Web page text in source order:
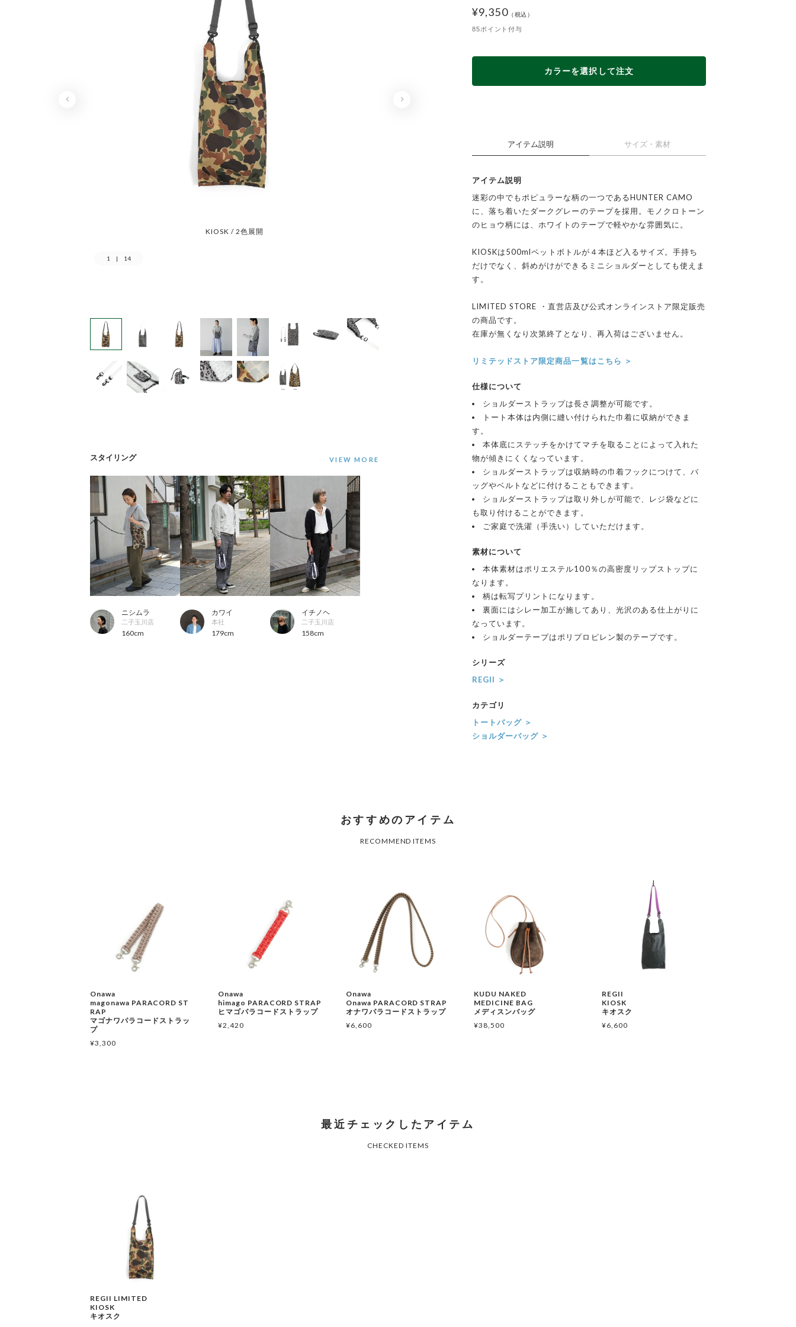
KIOSK / 2色展開 GREY LEOPARD×WHITE
1 | 14
スタイリング
ニシムラ
二子玉川店
160cm
カワイ
本社
179cm
イチノヘ
二子玉川店
158cm
¥9,350
85ポイント付与
カラーを選択して注文
アイテム説明 サイズ・素材
アイテム説明
迷彩の中でもポピュラーな柄の一つであるHUNTER CAMO
に、落ち着いたダークグレーのテープを採用。モノクロトーン
のヒョウ柄には、ホワイトのテープで軽やかな雰囲気に。
KIOSKは500mlペットボトルが４本ほど入るサイズ。手持ち
だけでなく、斜めがけができるミニショルダーとしても使えま
す。
LIMITED STORE ・直営店及び公式オンラインストア限定販売
の商品です。
在庫が無くなり次第終了となり、再入荷はございません。
リミテッドストア限定商品一覧はこちら ＞
仕様について
ショルダーストラップは長さ調整が可能です。
トート本体は内側に縫い付けられた巾着に収納ができま
す。
本体底にステッチをかけてマチを取ることによって入れた
物が傾きにくくなっています。
ショルダーストラップは収納時の巾着フックにつけて、バ
ッグやベルトなどに付けることもできます。
ショルダーストラップは取り外しが可能で、レジ袋などに
も取り付けることができます。
ご家庭で洗濯（手洗い）していただけます。
素材について
本体素材はポリエステル100％の高密度リップストップに
なります。
柄は転写プリントになります。
裏面にはシレー加工が施してあり、光沢のある仕上がりに
なっています。
ショルダーテープはポリプロピレン製のテープです。
シリーズ
REGII ＞
カテゴリ
トートバッグ ＞
ショルダーバッグ ＞
Onawa
magonawa PARACORD ST
RAP
マゴナワパラコードストラッ
プ
¥3,300
Onawa
himago PARACORD STRAP
ヒマゴパラコードストラップ
¥2,420
Onawa
Onawa PARACORD STRAP
オナワパラコードストラップ
¥6,600
KUDU NAKED
MEDICINE BAG
メディスンバッグ
¥38,500
REGII
KIOSK
キオスク
¥6,600
REGII LIMITED
KIOSK
キオスク